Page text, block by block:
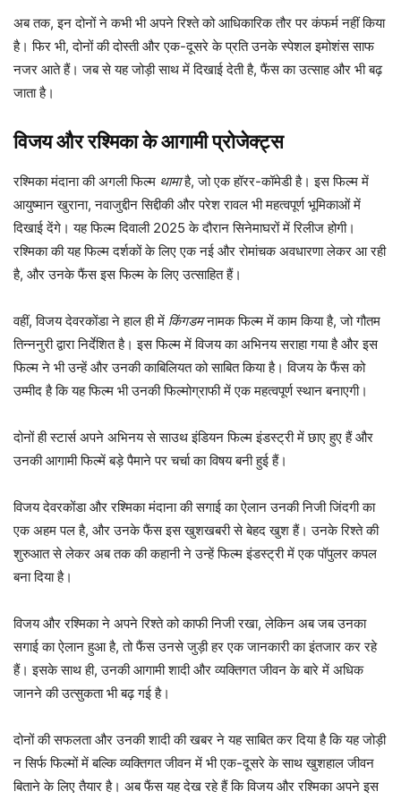
अब तक, इन दोनों ने कभी भी अपने रिश्ते को आधिकारिक तौर पर कंफर्म नहीं किया
है। फिर भी, दोनों की दोस्ती और एक-दूसरे के प्रति उनके स्पेशल इमोशंस साफ
नजर आते हैं। जब से यह जोड़ी साथ में दिखाई देती है, फैंस का उत्साह और भी बढ़
जाता है।
विजय और रश्मिका के आगामी प्रोजेक्ट्स
रश्मिका मंदाना की अगली फिल्म थामाहै, जो एक हॉरर-कॉमेडी है। इस फिल्म में
आयुष्मान खुराना, नवाजुद्दीन सिद्दीकी और परेश रावल भी महत्वपूर्ण भूमिकाओं में
दिखाई देंगे। यह फिल्म दिवाली 2025 के दौरान सिनेमाघरों में रिलीज होगी।
रश्मिका की यह फिल्म दर्शकों के लिए एक नई और रोमांचक अवधारणा लेकर आ रही
है, और उनके फैंस इस फिल्म के लिए उत्साहित हैं।
वहीं, विजय देवरकोंडा ने हाल ही में किंगडमनामक फिल्म में काम किया है, जो गौतम
तिन्ननुरी द्वारा निर्देशित है। इस फिल्म में विजय का अभिनय सराहा गया है और इस
फिल्म ने भी उन्हें और उनकी काबिलियत को साबित किया है। विजय के फैंस को
उम्मीद है कि यह फिल्म भी उनकी फिल्मोग्राफी में एक महत्वपूर्ण स्थान बनाएगी।
दोनों ही स्टार्स अपने अभिनय से साउथ इंडियन फिल्म इंडस्ट्री में छाए हुए हैं और
उनकी आगामी फिल्में बड़े पैमाने पर चर्चा का विषय बनी हुई हैं।
विजय देवरकोंडा और रश्मिका मंदाना की सगाई का ऐलान उनकी निजी जिंदगी का
एक अहम पल है, और उनके फैंस इस खुशखबरी से बेहद खुश हैं। उनके रिश्ते की
शुरुआत से लेकर अब तक की कहानी ने उन्हें फिल्म इंडस्ट्री में एक पॉपुलर कपल
बना दिया है।
विजय और रश्मिका ने अपने रिश्ते को काफी निजी रखा, लेकिन अब जब उनका
सगाई का ऐलान हुआ है, तो फैंस उनसे जुड़ी हर एक जानकारी का इंतजार कर रहे
हैं। इसके साथ ही, उनकी आगामी शादी और व्यक्तिगत जीवन के बारे में अधिक
जानने की उत्सुकता भी बढ़ गई है।
दोनों की सफलता और उनकी शादी की खबर ने यह साबित कर दिया है कि यह जोड़ी
न सिर्फ फिल्मों में बल्कि व्यक्तिगत जीवन में भी एक-दूसरे के साथ खुशहाल जीवन
बिताने के लिए तैयार है। अब फैंस यह देख रहे हैं कि विजय और रश्मिका अपने इस